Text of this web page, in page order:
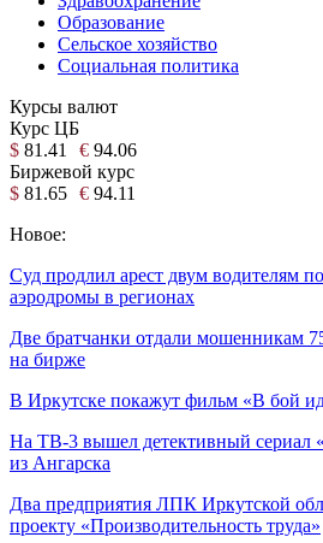
Образование
Сельское хозяйство
Социальная политика
Курсы валют
Курс ЦБ
$ 81.41 € 94.06
Биржевой курс
$ 81.65 € 94.11
Новое:
Суд продлил арест двум водителям
аэродромы в регионах
Две братчанки отдали мошенникам
на бирже
В Иркутске покажут фильм «В бой
На ТВ-3 вышел детективный сериал
из Ангарска
Два предприятия ЛПК Иркутской
проекту «Производительность труда»